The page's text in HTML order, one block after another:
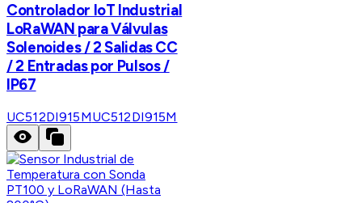
Controlador IoT Industrial
LoRaWAN para Válvulas
Solenoides / 2 Salidas CC
/ 2 Entradas por Pulsos /
IP67
UC512DI915MUC512DI915M